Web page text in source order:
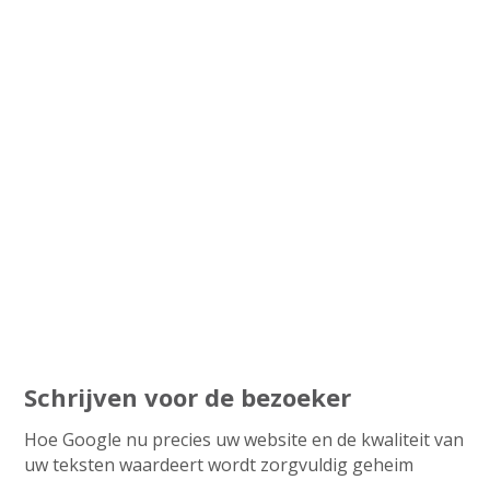
Schrijven voor de bezoeker
Hoe Google nu precies uw website en de kwaliteit van
uw teksten waardeert wordt zorgvuldig geheim